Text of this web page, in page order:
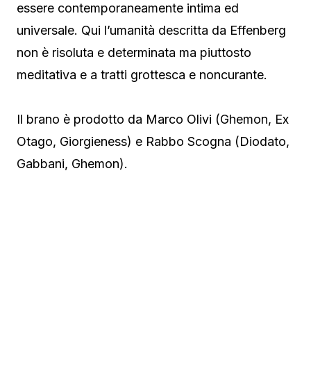
essere contemporaneamente intima ed
universale. Qui l’umanità descritta da Effenberg
non è risoluta e determinata ma piuttosto
meditativa e a tratti grottesca e noncurante.
Il brano è prodotto da Marco Olivi (Ghemon, Ex
Otago, Giorgieness) e Rabbo Scogna (Diodato,
Gabbani, Ghemon).